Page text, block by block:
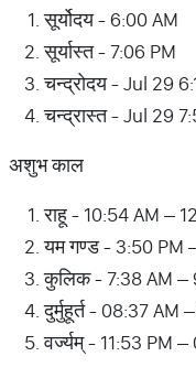
सूर्योदय - 6:00 AM
सूर्यास्त - 7:06 PM
चन्द्रोदय - Jul 29
चन्द्रास्त - Jul 29
अशुभ काल
राहू - 10:54 AM –
यम गण्ड - 3:50 PM
कुलिक - 7:38 AM –
दुर्मुहूर्त - 08:37
वर्ज्यम् - 11:53 PM